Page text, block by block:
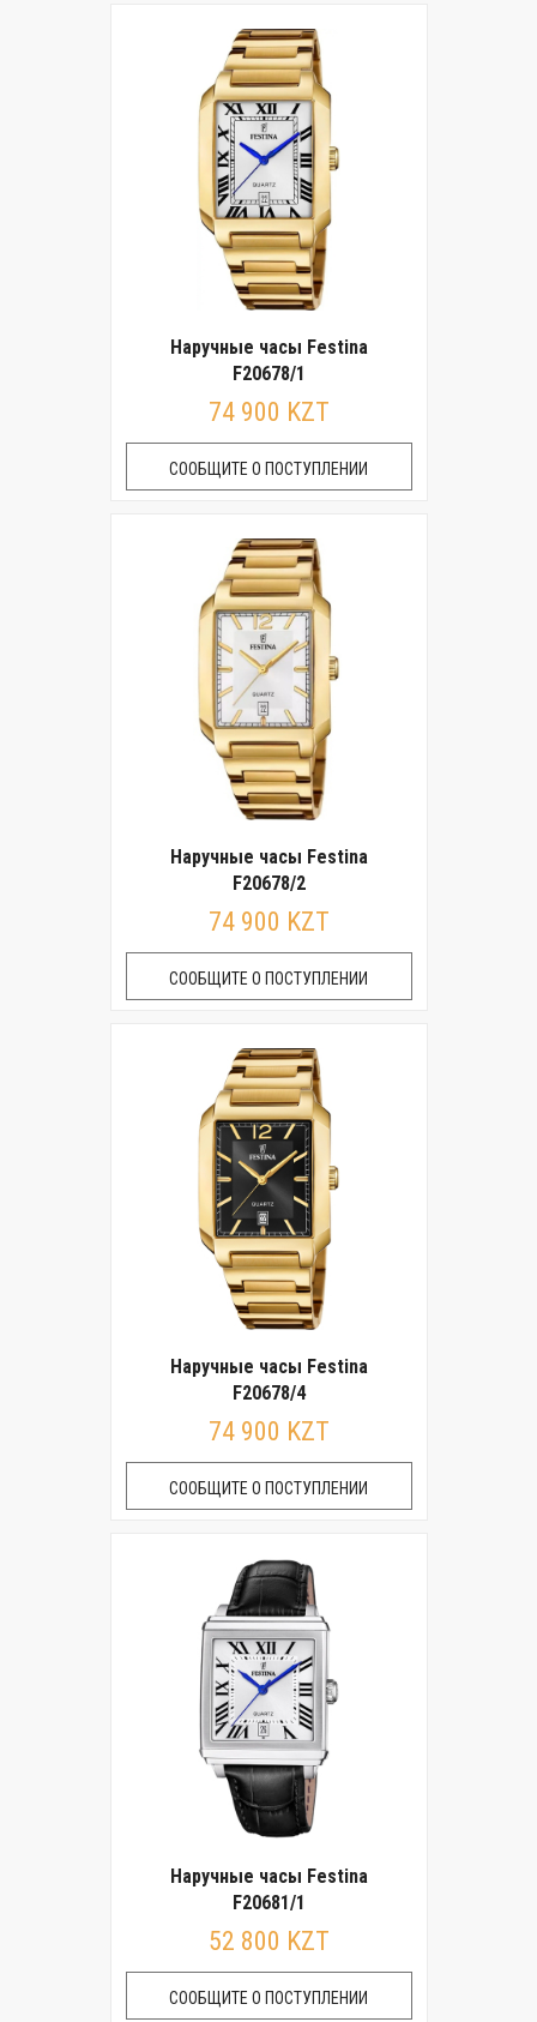
Наручные часы Festina
F20678/1
74 900 KZT
СООБЩИТЕ О ПОСТУПЛЕНИИ
Наручные часы Festina
F20678/2
74 900 KZT
СООБЩИТЕ О ПОСТУПЛЕНИИ
Наручные часы Festina
F20678/4
74 900 KZT
СООБЩИТЕ О ПОСТУПЛЕНИИ
Наручные часы Festina
F20681/1
52 800 KZT
СООБЩИТЕ О ПОСТУПЛЕНИИ